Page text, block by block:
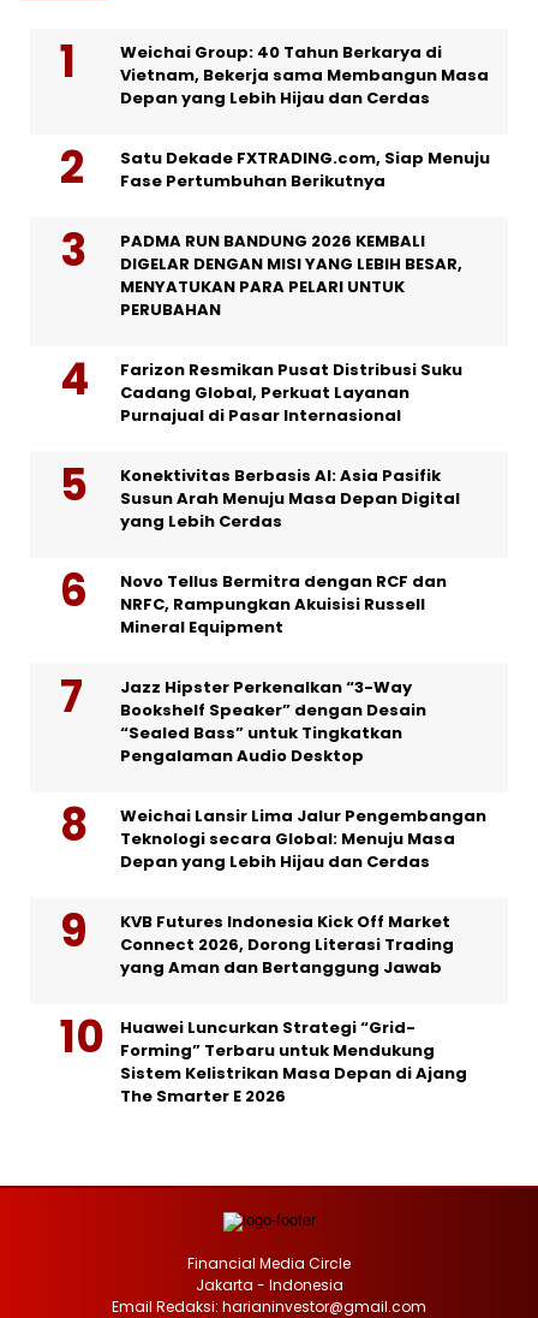
Weichai Group: 40 Tahun Berkarya di
Vietnam, Bekerja sama Membangun Masa
Depan yang Lebih Hijau dan Cerdas
Satu Dekade FXTRADING.com, Siap Menuju
Fase Pertumbuhan Berikutnya
PADMA RUN BANDUNG 2026 KEMBALI
DIGELAR DENGAN MISI YANG LEBIH BESAR,
MENYATUKAN PARA PELARI UNTUK
PERUBAHAN
Farizon Resmikan Pusat Distribusi Suku
Cadang Global, Perkuat Layanan
Purnajual di Pasar Internasional
Konektivitas Berbasis AI: Asia Pasifik
Susun Arah Menuju Masa Depan Digital
yang Lebih Cerdas
Novo Tellus Bermitra dengan RCF dan
NRFC, Rampungkan Akuisisi Russell
Mineral Equipment
Jazz Hipster Perkenalkan “3-Way
Bookshelf Speaker” dengan Desain
“Sealed Bass” untuk Tingkatkan
Pengalaman Audio Desktop
Weichai Lansir Lima Jalur Pengembangan
Teknologi secara Global: Menuju Masa
Depan yang Lebih Hijau dan Cerdas
KVB Futures Indonesia Kick Off Market
Connect 2026, Dorong Literasi Trading
yang Aman dan Bertanggung Jawab
Huawei Luncurkan Strategi “Grid-
Forming” Terbaru untuk Mendukung
Sistem Kelistrikan Masa Depan di Ajang
The Smarter E 2026
Financial Media Circle
Jakarta - Indonesia
Email Redaksi: harianinvestor@gmail.com